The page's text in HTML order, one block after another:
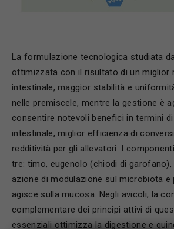
La formulazione tecnologica studiata
ottimizzata con il risultato di un miglior
intestinale, maggior stabilità e
nelle premiscele, mentre la gestione è
consentire notevoli benefici in termini
intestinale, miglior efficienza di
redditività per gli allevatori. I
tre: timo, eugenolo (chiodi di
azione di modulazione sul microbiota e
agisce sulla mucosa. Negli avicoli, la
complementare dei principi attivi di
essenziali ottimizza la digestione e